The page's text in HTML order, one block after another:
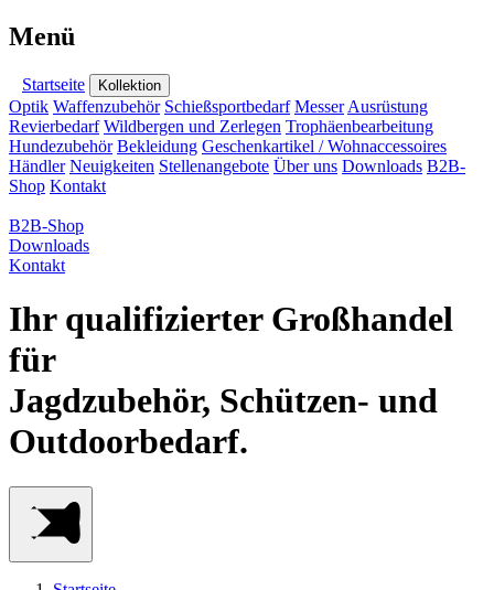
Menü
Startseite Kollektion
Optik Waffenzubehör Schießsportbedarf Messer Ausrüstung
Revierbedarf Wildbergen und Zerlegen Trophäenbearbeitung
Hundezubehör Bekleidung Geschenkartikel / Wohnaccessoires
Händler Neuigkeiten Stellenangebote Über uns Downloads B2B-
Shop Kontakt
B2B-Shop
Downloads
Kontakt
Ihr qualifizierter Großhandel
für
Jagdzubehör, Schützen- und
Outdoorbedarf.